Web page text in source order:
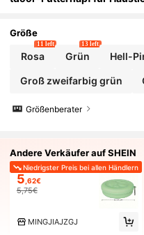
Outdoor-Reisen, kleiner
Haustiere, bitte Größe vor
prüfen
Größe
Rosa
11 left
Grün
13 left
Hell-
Groß zweifarbig grün
Größenberater
Andere Verkäufer auf SHEIN
Niedrigster Preis bei allen Händlern
5 ,62€
5,75€
MINGJIAJZGJ